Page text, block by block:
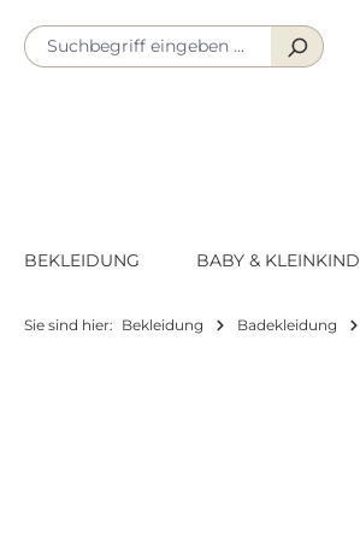
Hauptinhalt springen
Zur Suche springen
Zur Hauptnavigation springen
BEKLEIDUNG BABY & KLEINKIND
Sie sind hier: Bekleidung Badekleidung